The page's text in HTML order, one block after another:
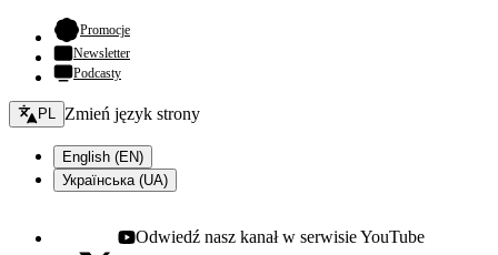
Promocje- otwiera się w nowej karcie
Newsletter
Podcasty
Zmień język - bieżący:
PL Zmień język strony
English (EN)
Українська (UA)
Youtube - otwiera się w nowej karcie
Odwiedź nasz kanał w serwisie YouTube